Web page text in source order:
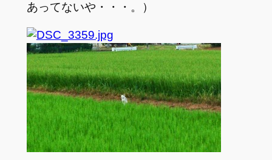
あってないや・・・。）